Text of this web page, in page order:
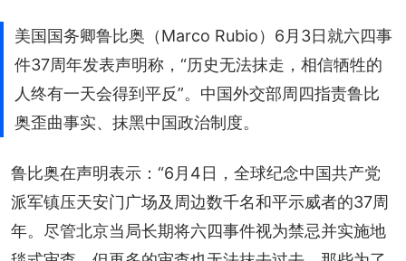
美国国务卿鲁比奥（Marco Rubio）6月3日就六四事
件37周年发表声明称，“历史无法抹走，相信牺牲的
人终有一天会得到平反”。中国外交部周四指责鲁比
奥歪曲事实、抹黑中国政治制度。
鲁比奥在声明表示：“6月4日，全球纪念中国共产党
派军镇压天安门广场及周边数千名和平示威者的37周
年。尽管北京当局长期将六四事件视为禁忌并实施地